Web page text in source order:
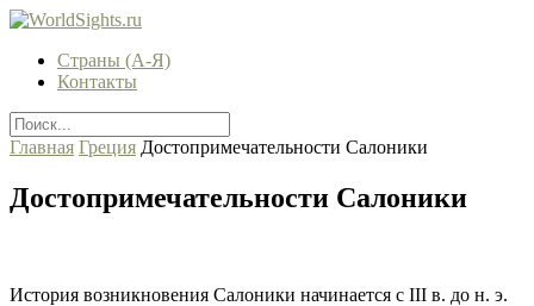
Страны (А-Я)
Контакты
Главная Греция Достопримечательности Салоники
Достопримечательности Салоники
История возникновения Салоники начинается с III в. до н. э.